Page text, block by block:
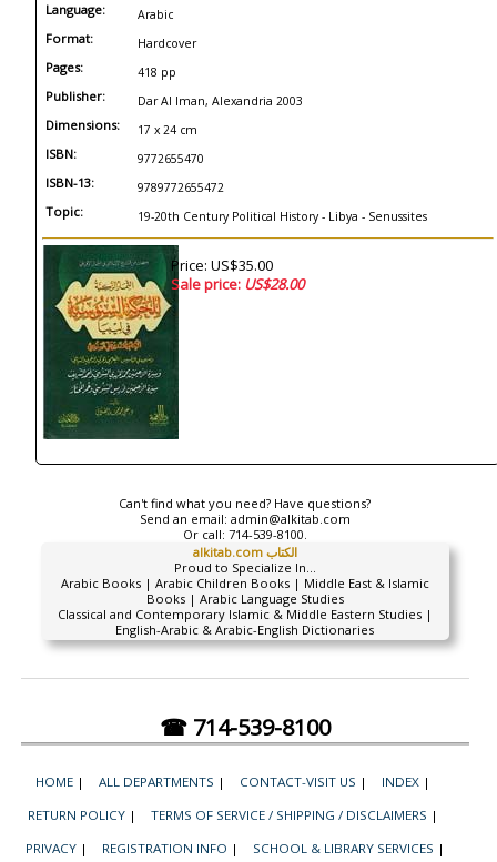
Language: Arabic
Format: Hardcover
Pages: 418 pp
Publisher: Dar Al Iman, Alexandria 2003
Dimensions: 17 x 24 cm
ISBN: 9772655470
ISBN-13: 9789772655472
Topic: 19-20th Century Political History - Libya - Senussites
Price: US$35.00
Sale price: US$28.00
Can't find what you need? Have questions?
Send an email: admin@alkitab.com
Or call: 714-539-8100.
alkitab.com الكتاب
Proud to Specialize In...
Arabic Books | Arabic Children Books | Middle East & Islamic
Books | Arabic Language Studies
Classical and Contemporary Islamic & Middle Eastern Studies |
English-Arabic & Arabic-English Dictionaries
☎ 714-539-8100
HOME | ALL DEPARTMENTS | CONTACT-VISIT US | INDEX |
RETURN POLICY | TERMS OF SERVICE / SHIPPING / DISCLAIMERS |
PRIVACY | REGISTRATION INFO | SCHOOL & LIBRARY SERVICES |